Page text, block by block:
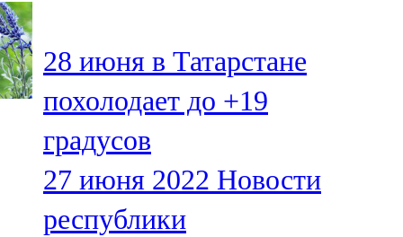
28 июня в Татарстане
похолодает до +19
градусов
27 июня 2022 Новости
республики